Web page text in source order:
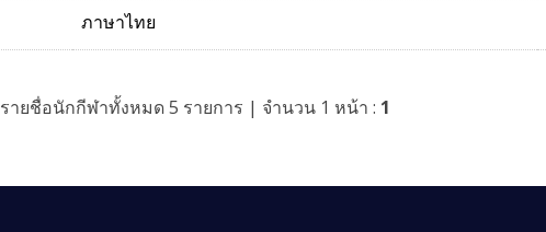
ภาษาไทย
รายชื่อนักกีฬาทั้งหมด 5 รายการ | จำนวน 1 หน้า : 1